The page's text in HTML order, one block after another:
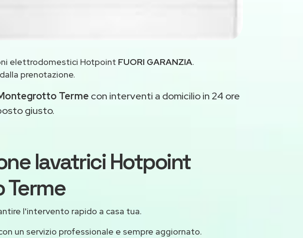
elettrodomestici Hotpoint FUORI GARANZIA.
prenotazione.
Terme con interventi a domicilio in 24 ore
giusto.
lavatrici Hotpoint
l'intervento rapido a casa tua.
un servizio professionale e sempre aggiornato.